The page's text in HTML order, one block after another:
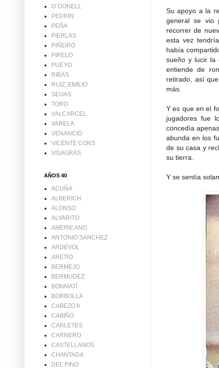
Su apoyo a la
general se vio
recorrer de
esta vez
había
sueño y lucir la
entiende de
retirado, así
más.
Y es que en el
jugadores fue
concedía
abunda en los
de su casa y
su tierra.
Y se sentía
O´DONELL
PEDRÍN
PEÑA
PIERLAS
PIÑEIRO
PIRELO
PUEYO
RIBAS
RUIZ, EMILIO
SEIJAS
TORO
VALCARCEL
VARELA
VENANCIO
VICENTE CONS
VISAGRAS
AÑOS 40
ACUÑA
ALBERICH
ALONSO
ALVARITO
AMERICANO
ANTONIO SANCHEZ
ARDEVOL
ARETIO
BERMEJO
BERMUDEZ
BONMATÍ
BORBOLLA
CABEZO II
CABIÑO
CARLETES
CARNERO
CASTELLANOS
CHANTADA
DEL PINO